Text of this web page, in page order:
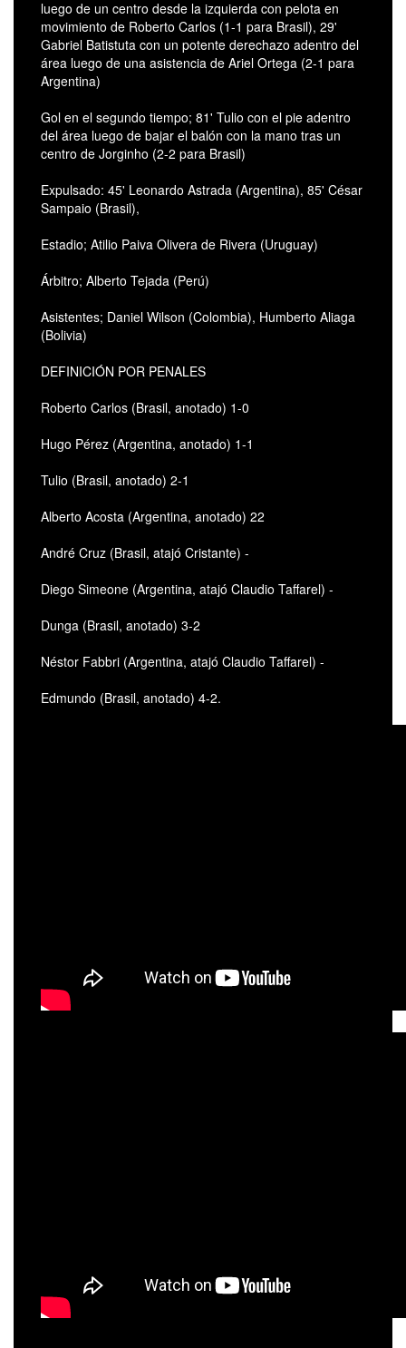
luego de un centro desde la izquierda con pelota en
movimiento de Roberto Carlos (1-1 para Brasil), 29'
Gabriel Batistuta con un potente derechazo adentro del
área luego de una asistencia de Ariel Ortega (2-1 para
Argentina)
Gol en el segundo tiempo; 81' Tulio con el pie adentro
del área luego de bajar el balón con la mano tras un
centro de Jorginho (2-2 para Brasil)
Expulsado: 45' Leonardo Astrada (Argentina), 85' César
Sampaio (Brasil),
Estadio; Atilio Paiva Olivera de Rivera (Uruguay)
Árbitro; Alberto Tejada (Perú)
Asistentes; Daniel Wilson (Colombia), Humberto Aliaga
(Bolivia)
DEFINICIÓN POR PENALES
Roberto Carlos (Brasil, anotado) 1-0
Hugo Pérez (Argentina, anotado) 1-1
Tulio (Brasil, anotado) 2-1
Alberto Acosta (Argentina, anotado) 22
André Cruz (Brasil, atajó Cristante) -
Diego Simeone (Argentina, atajó Claudio Taffarel) -
Dunga (Brasil, anotado) 3-2
Néstor Fabbri (Argentina, atajó Claudio Taffarel) -
Edmundo (Brasil, anotado) 4-2.